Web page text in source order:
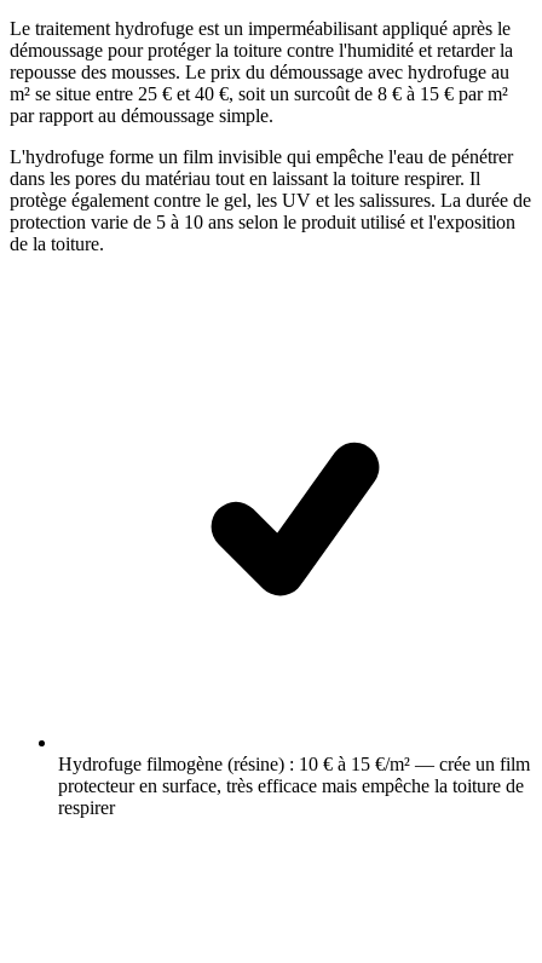
Le traitement hydrofuge est un imperméabilisant appliqué après le
démoussage pour protéger la toiture contre l'humidité et retarder la
repousse des mousses. Le prix du démoussage avec hydrofuge au
m² se situe entre 25 € et 40 €, soit un surcoût de 8 € à 15 € par m²
par rapport au démoussage simple.
L'hydrofuge forme un film invisible qui empêche l'eau de pénétrer
dans les pores du matériau tout en laissant la toiture respirer. Il
protège également contre le gel, les UV et les salissures. La durée de
protection varie de 5 à 10 ans selon le produit utilisé et l'exposition
de la toiture.
Hydrofuge filmogène (résine) : 10 € à 15 €/m² — crée un film
protecteur en surface, très efficace mais empêche la toiture de
respirer